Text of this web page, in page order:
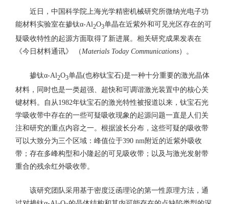
近日，中国科学院上海光学精密机械研究所微纳光电子功
能材料实验室在掺钛α-Al2O3单晶在近紫外和可见光区存在的可
疑吸收特性的起源方面取得了新进展。相关研究成果发表在
《今日材料通讯》 （ Materials Today Communications）。
掺钛α-Al2O3单晶(也称钛宝石)是一种十分重要的激光晶体
材料，同时也是一类超强、超快和可调谐激光装置中的核心关
键材料。自从1982年钛宝石的激光特性被报道以来，钛宝石光
学吸收带中存在的一些可疑吸收现象的起源问题一直是人们关
注和研究的重点内容之一。根据波长分布，这些可疑的吸收带
可以大致分为三个区域：峰值位于390 nm附近的近紫外吸收
带；存在多峰构型和小隆起的可见吸收带；以及与激光发射带
重合的残余红外吸收带。
该研究团队采用基于密度泛函理论的第一性原理方法，通